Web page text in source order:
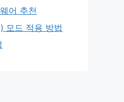
어 추천
모드 적용 방법